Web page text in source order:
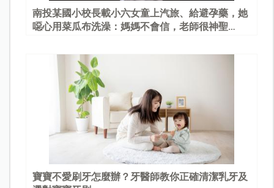
南投某國小校長載小六女童上汽旅、給避孕藥，她
噁心用菜瓜布洗澡：媽媽不會信，老師很神聖…
寶寶不愛刷牙怎麼辦？牙醫師教你正確清潔乳牙及